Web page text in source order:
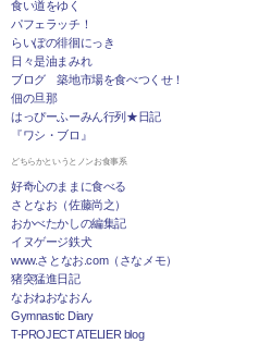
食い道をゆく
パフェラッチ！
らいぽの徘徊にっき
日々是油まみれ
ブログ 築地市場を食べつくせ！
佃の旦那
はっぴーふーみん行列★日記
『ワシ・ブロ』
どちらかというとノンお食事系
好奇心のままに食べる
さとなお（佐藤尚之）
おかべたかしの編集記
イヌゲージ鉄犬
www.さとなお.com（さなメモ）
猪突猛進日記
なおねおなおん
Gymnastic Diary
T-PROJECT ATELIER blog